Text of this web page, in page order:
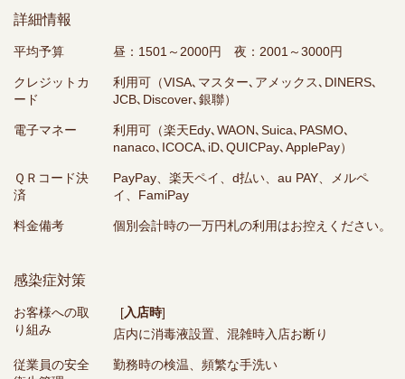
詳細情報
平均予算 昼：1501～2000円 夜：2001～3000円
クレジットカ
ード
利用可（VISA､マスター､アメックス､DINERS､
JCB､Discover､銀聯）
電子マネー
利用可（楽天Edy､WAON､Suica､PASMO､
nanaco､ICOCA､iD､QUICPay､ApplePay）
ＱＲコード決
済
PayPay、楽天ペイ、d払い、au PAY、メルペ
イ、FamiPay
料金備考 個別会計時の一万円札の利用はお控えください。
感染症対策
お客様への取
り組み
[入店時]
店内に消毒液設置
混雑時入店お断り
従業員の安全
勤務時の検温 頻繁な手洗い